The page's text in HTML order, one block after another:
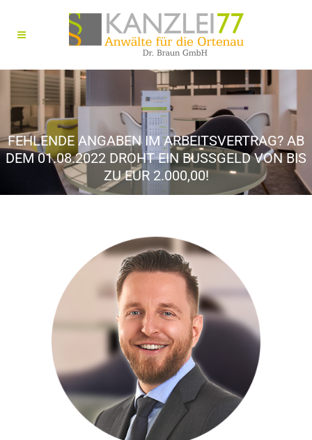
FEHLENDE ANGABEN IM ARBEITSVERTRAG? AB
DEM 01.08.2022 DROHT EIN BUSSGELD VON BIS Z
U EUR 2.000,00!